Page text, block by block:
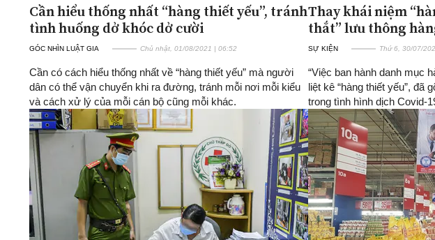
Cần hiểu thống nhất “hàng thiết yếu”, tránh
tình huống dở khóc dở cười
GÓC NHÌN LUẬT GIA Chủ nhật, 01/08/2021 | 06:52
Cần có cách hiểu thống nhất về “hàng thiết yếu” mà người
dân có thể vận chuyển khi ra đường, tránh mỗi nơi mỗi kiểu
và cách xử lý của mỗi cán bộ cũng mỗi khác.
Thay khái niệm
thắt” lưu thông
SỰ KIỆN Thứ 6, 30/07/
“Việc ban hành danh mục
liệt kê “hàng thiết yếu”, đã
trong tình hình dịch Covid-